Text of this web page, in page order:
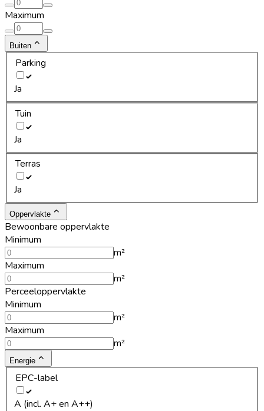
Maximum
Buiten
Parking
Ja
Tuin
Ja
Terras
Ja
Oppervlakte
Bewoonbare oppervlakte
Minimum
m²
Maximum
m²
Perceeloppervlakte
Minimum
m²
Maximum
m²
Energie
EPC-label
A (incl. A+ en A++)